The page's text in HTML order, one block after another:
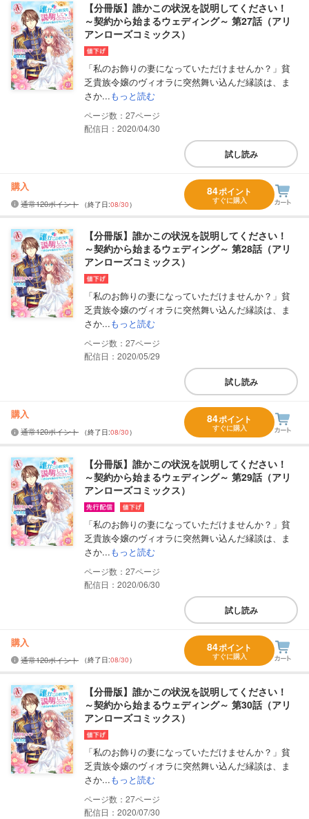
【分冊版】誰かこの状況を説明してください！
～契約から始まるウェディング～ 第27話（アリ
アンローズコミックス）
「私のお飾りの妻になっていただけませんか？」貧
乏貴族令嬢のヴィオラに突然舞い込んだ縁談は、ま
さか...もっと読む
27
配信日：2020/04/30
試し読み
購入
通常120ポイント （終了日:08/30）
84ポイント
すぐに購入
【分冊版】誰かこの状況を説明してください！
～契約から始まるウェディング～ 第28話（アリ
アンローズコミックス）
「私のお飾りの妻になっていただけませんか？」貧
乏貴族令嬢のヴィオラに突然舞い込んだ縁談は、ま
さか...もっと読む
27
配信日：2020/05/29
試し読み
購入
通常120ポイント （終了日:08/30）
84ポイント
すぐに購入
【分冊版】誰かこの状況を説明してください！
～契約から始まるウェディング～ 第29話（アリ
アンローズコミックス）
「私のお飾りの妻になっていただけませんか？」貧
乏貴族令嬢のヴィオラに突然舞い込んだ縁談は、ま
さか...もっと読む
27
配信日：2020/06/30
試し読み
購入
通常120ポイント （終了日:08/30）
84ポイント
すぐに購入
【分冊版】誰かこの状況を説明してください！
～契約から始まるウェディング～ 第30話（アリ
アンローズコミックス）
「私のお飾りの妻になっていただけませんか？」貧
乏貴族令嬢のヴィオラに突然舞い込んだ縁談は、ま
さか...もっと読む
27
配信日：2020/07/30